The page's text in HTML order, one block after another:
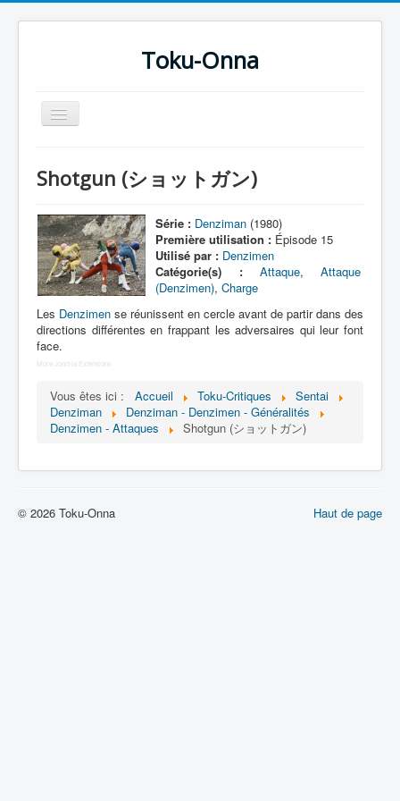
Toku-Onna
Basculer
la
Toku-Actrices
Toku-Critiques
Séries
Films
COSAA
Dessins
Artiste Asperger
Lexique
Denshi sentai Denziman (電子 戦
électronique Denziman
Série
Shotgun (ショットガン)
Série : Denziman (1980)
Première utilisation : Épisode 15
Utilisé par : Denzimen
Catégorie(s) :
Attaque,Attaque
(Denzimen),Charge
Les Denzimen se réunissent en cercle avant de partir dans des
directions différentes en frappant les adversaires qui leur font
face.
More Joomla Extensions
Vous êtes ici : Accueil Toku-Critiques
Sentai
Denziman
Denziman - Denzimen - Généralités
Denzimen - Attaques
Shotgun (ショットガン)
Haut de page
© 2026 Toku-Onna